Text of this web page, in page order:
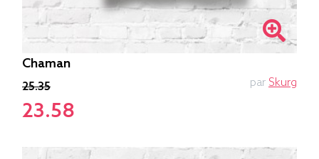
Chaman
25.35
23.58
par Skurg